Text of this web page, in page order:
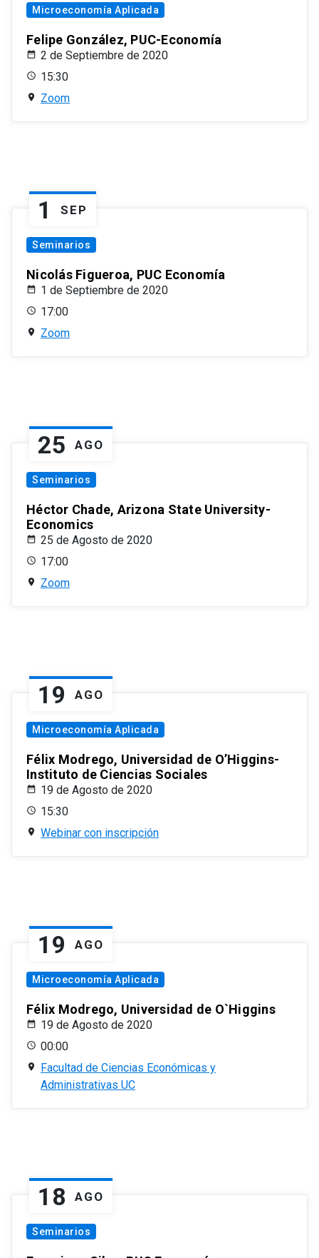
Microeconomía Aplicada
Felipe González, PUC-Economía
2 de Septiembre de 2020
15:30
Zoom
1 SEP
Seminarios
Nicolás Figueroa, PUC Economía
1 de Septiembre de 2020
17:00
Zoom
25 AGO
Seminarios
Héctor Chade, Arizona State University-
Economics
25 de Agosto de 2020
17:00
Zoom
19 AGO
Microeconomía Aplicada
Félix Modrego, Universidad de O’Higgins-
Instituto de Ciencias Sociales
19 de Agosto de 2020
15:30
Webinar con inscripción
19 AGO
Microeconomía Aplicada
Félix Modrego, Universidad de O`Higgins
19 de Agosto de 2020
00:00
Facultad de Ciencias Económicas y
Administrativas UC
18 AGO
Seminarios